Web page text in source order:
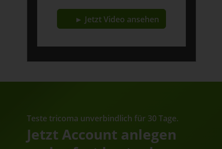
► Jetzt Video ansehen
Teste tricoma unverbindlich für 30 Tage.
Jetzt Account anlegen